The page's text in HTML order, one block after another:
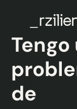
Tengo
de